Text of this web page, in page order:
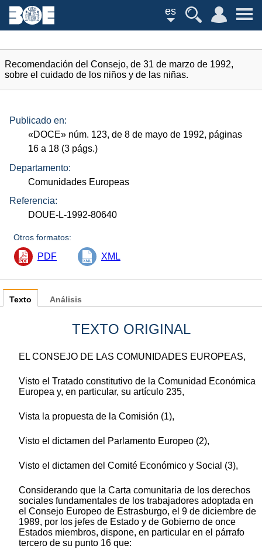
es
Recomendación del Consejo, de 31 de marzo de 1992,
sobre el cuidado de los niños y de las niñas.
Publicado en:
«DOCE» núm. 123, de 8 de mayo de 1992, páginas
16 a 18 (3 págs.)
Departamento:
Comunidades Europeas
Referencia:
DOUE-L-1992-80640
Otros formatos:
PDF XML
Texto
TEXTO ORIGINAL
EL CONSEJO DE LAS COMUNIDADES EUROPEAS,
Visto el Tratado constitutivo de la Comunidad Económica
Europea y, en particular, su artículo 235,
Vista la propuesta de la Comisión (1),
Visto el dictamen del Parlamento Europeo (2),
Visto el dictamen del Comité Económico y Social (3),
Considerando que la Carta comunitaria de los derechos
sociales fundamentales de los trabajadores adoptada en
el Consejo Europeo de Estrasburgo, el 9 de diciembre de
1989, por los jefes de Estado y de Gobierno de once
Estados miembros, dispone, en particular en el párrafo
tercero de su punto 16 que:
Análisis